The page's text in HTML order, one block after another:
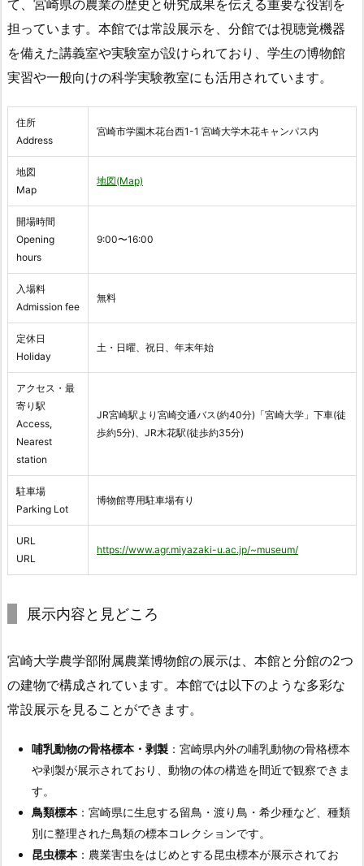
て、宮崎県の農業の歴史と研究成果を伝える重要な役割を
担っています。本館では常設展示を、分館では視聴覚機器
を備えた講義室や実験室が設けられており、学生の博物館
実習や一般向けの科学実験教室にも活用されています。
住所
Address
宮崎市学園木花台西1-1 宮崎大学木花キャンパス内
地図
Map
地図(Map)
開場時間
Opening
hours
9:00〜16:00
入場料
Admission fee
無料
定休日
Holiday
土・日曜、祝日、年末年始
アクセス・最
寄り駅
Access,
Nearest
station
JR宮崎駅より宮崎交通バス(約40分)「宮崎大学」下車(徒
歩約5分)、JR木花駅(徒歩約35分)
駐車場
Parking Lot
博物館専用駐車場有り
URL
URL
https://www.agr.miyazaki-u.ac.jp/~museum/
展示内容と見どころ
宮崎大学農学部附属農業博物館の展示は、本館と分館の2つ
の建物で構成されています。本館では以下のような多彩な
常設展示を見ることができます。
哺乳動物の骨格標本・剥製 ：宮崎県内外の哺乳動物の骨格標本
や剥製が展示されており、動物の体の構造を間近で観察できま
す。
鳥類標本：宮崎県に生息する留鳥・渡り鳥・希少種など、種類
別に整理された鳥類の標本コレクションです。
昆虫標本：農業害虫をはじめとする昆虫標本が展示されてお